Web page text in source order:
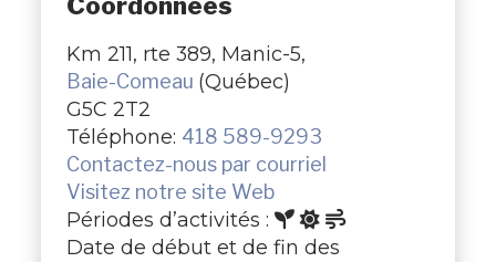
Km 211, rte 389, Manic-5,
Baie-Comeau (Québec)
G5C 2T2
Téléphone: 418 589-9293
Contactez-nous par courriel
Visitez notre site Web
Périodes d’activités :
Date de début et de fin des